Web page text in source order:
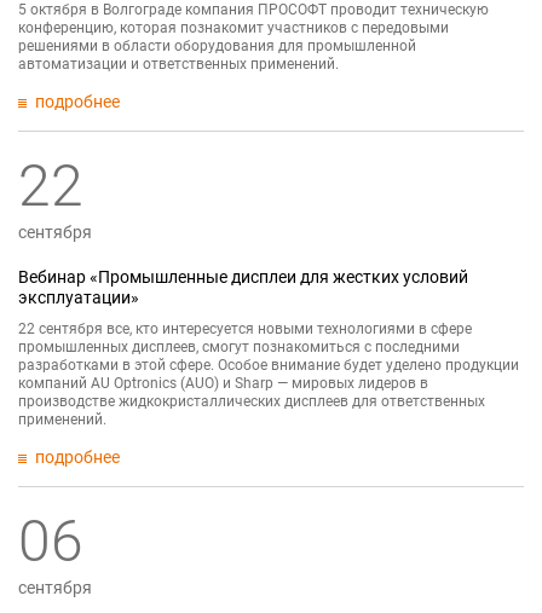
5 октября в Волгограде компания ПРОСОФТ проводит техническую
конференцию, которая познакомит участников с передовыми
решениями в области оборудования для промышленной
автоматизации и ответственных применений.
подробнее
22
сентября
Вебинар «Промышленные дисплеи для жестких условий
эксплуатации»
22 сентября все, кто интересуется новыми технологиями в сфере
промышленных дисплеев, смогут познакомиться с последними
разработками в этой сфере. Особое внимание будет уделено продукции
компаний AU Optronics (AUO) и Sharp — мировых лидеров в
производстве жидкокристаллических дисплеев для ответственных
применений.
подробнее
06
сентября